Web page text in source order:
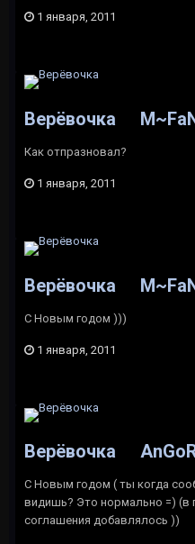
1 января, 2011
Верёвочка
Как отпразновал?
1 января, 2011
Верёвочка
С Новым годом )))
1 января, 2011
Верёвочка
С Новым годом ( ты когда
видишь? Это нормально =) (в
соглашения добавлялось ))